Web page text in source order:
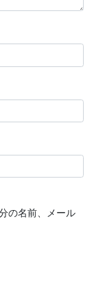
の名前、メール